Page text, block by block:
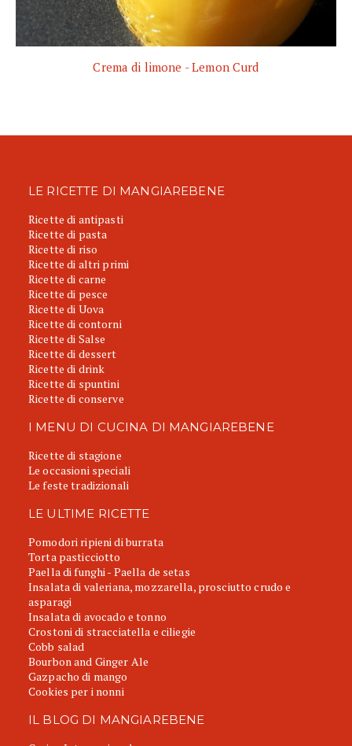
Crema di limone - Lemon Curd
LE RICETTE DI MANGIAREBENE
Ricette di antipasti
Ricette di pasta
Ricette di riso
Ricette di altri primi
Ricette di carne
Ricette di pesce
Ricette di Uova
Ricette di contorni
Ricette di Salse
Ricette di dessert
Ricette di drink
Ricette di spuntini
Ricette di conserve
I MENU DI CUCINA DI MANGIAREBENE
Ricette di stagione
Le occasioni speciali
Le feste tradizionali
LE ULTIME RICETTE
Pomodori ripieni di burrata
Torta pasticciotto
Paella di funghi - Paella de setas
Insalata di valeriana, mozzarella, prosciutto crudo e
asparagi
Insalata di avocado e tonno
Crostoni di stracciatella e ciliegie
Cobb salad
Bourbon and Ginger Ale
Gazpacho di mango
Cookies per i nonni
IL BLOG DI MANGIAREBENE